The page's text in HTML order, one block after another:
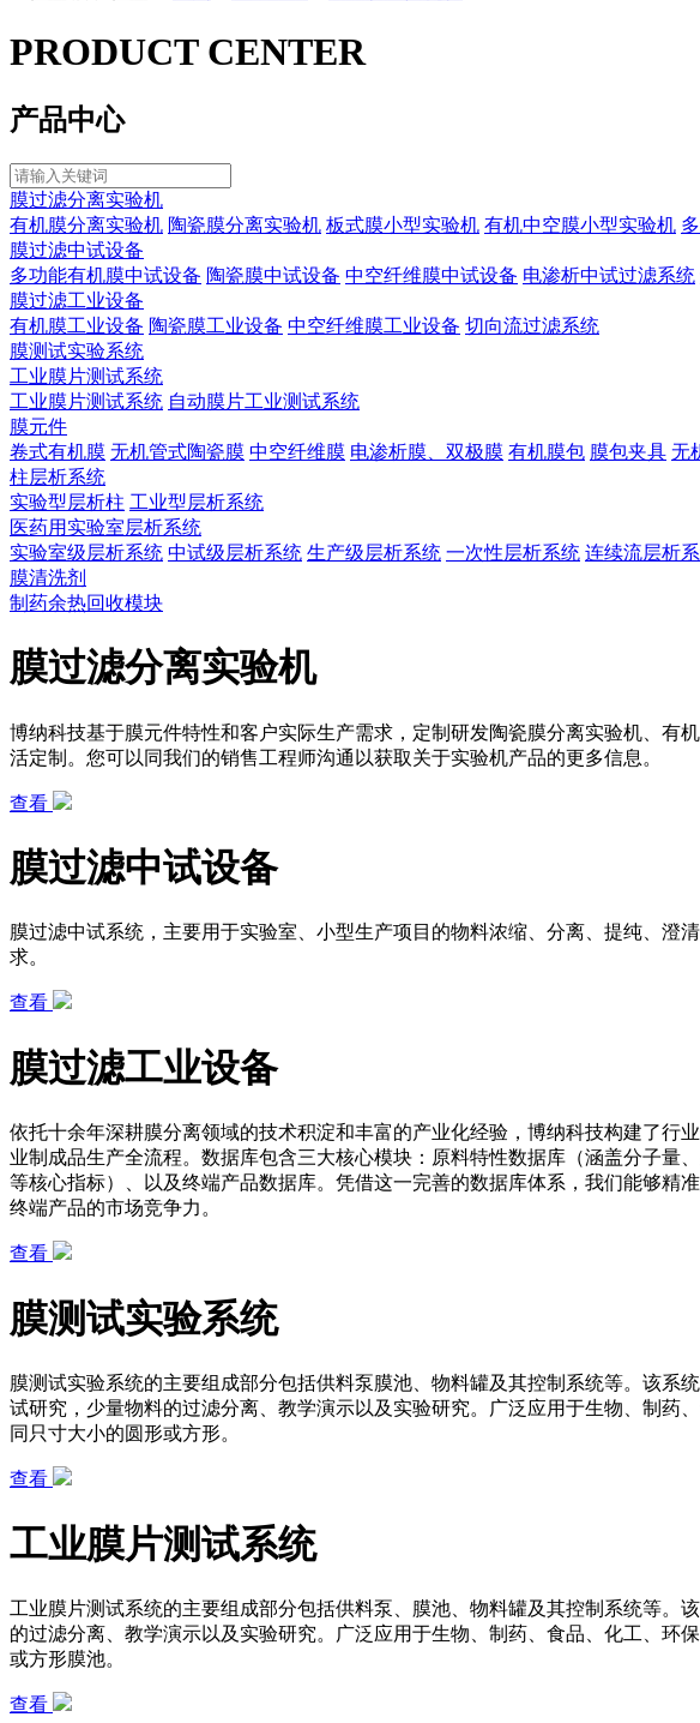
PRODUCT CENTER
产品中心
膜过滤分离实验机
有机膜分离实验机 陶瓷膜分离实验机 板式膜小型实验机 有机中空膜小型实验机
膜过滤中试设备
多功能有机膜中试设备 陶瓷膜中试设备 中空纤维膜中试设备 电渗析中试过滤系统
膜过滤工业设备
有机膜工业设备 陶瓷膜工业设备 中空纤维膜工业设备 切向流过滤系统
膜测试实验系统
工业膜片测试系统
工业膜片测试系统 自动膜片工业测试系统
膜元件
卷式有机膜 无机管式陶瓷膜 中空纤维膜 电渗析膜、双极膜 有机膜包 膜包夹具 无
柱层析系统
实验型层析柱 工业型层析系统
医药用实验室层析系统
实验室级层析系统 中试级层析系统 生产级层析系统 一次性层析系统 连续流层析
膜清洗剂
制药余热回收模块
膜过滤分离实验机
博纳科技基于膜元件特性和客户实际生产需求，定制研发陶瓷膜分离实验机、有
活定制。您可以同我们的销售工程师沟通以获取关于实验机产品的更多信息。
查看
膜过滤中试设备
膜过滤中试系统，主要用于实验室、小型生产项目的物料浓缩、分离、提纯、
求。
查看
膜过滤工业设备
依托十余年深耕膜分离领域的技术积淀和丰富的产业化经验，博纳科技构建了行
业制成品生产全流程。数据库包含三大核心模块：原料特性数据库（涵盖分子量
等核心指标）、以及终端产品数据库。凭借这一完善的数据库体系，我们能够精
终端产品的市场竞争力。
查看
膜测试实验系统
膜测试实验系统的主要组成部分包括供料泵膜池、物料罐及其控制系统等。该系
试研究，少量物料的过滤分离、教学演示以及实验研究。广泛应用于生物、制药
同只寸大小的圆形或方形。
查看
工业膜片测试系统
工业膜片测试系统的主要组成部分包括供料泵、膜池、物料罐及其控制系统等
的过滤分离、教学演示以及实验研究。广泛应用于生物、制药、食品、化工、
或方形膜池。
查看